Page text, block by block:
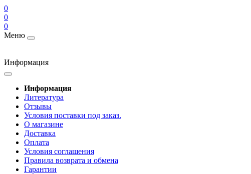
0
0
0
Меню
Информация
Информация
Литература
Отзывы
Условия поставки под заказ.
О магазине
Доставка
Оплата
Условия соглашения
Правила возврата и обмена
Гарантии